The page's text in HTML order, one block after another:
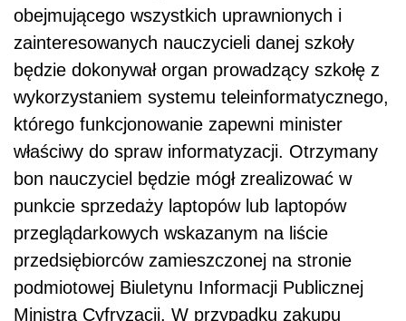
przedsiębiorców zamieszczonej na stronie
podmiotowej Biuletynu Informacji Publicznej
Ministra Cyfryzacji. W przypadku zakupu
laptopa lub laptopa przeglądarkowego, którego
cena przewyższa wysokość przyznanego
bonu, nauczyciel pokryje różnicę ze środków
własnych.
W celu prawidłowej realizacji wprowadzanych
rozwiązań prawnych ustawa dokonuje także
zmiany w ustawie z dnia 17 czerwca 1966 r. o
postępowaniu egzekucyjnym w administracji -